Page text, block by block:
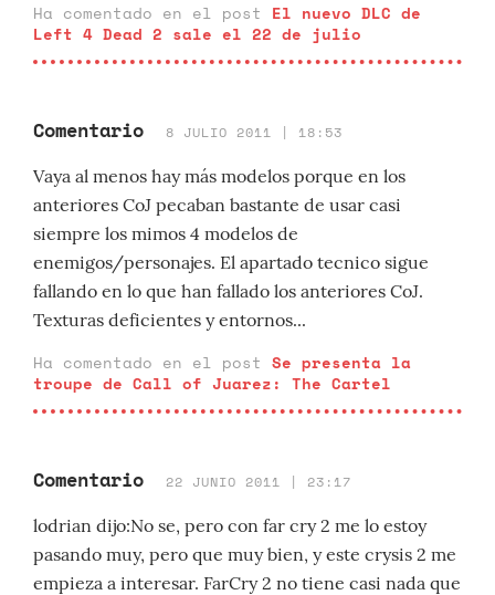
Ha comentado en el post El nuevo DLC de
Left 4 Dead 2 sale el 22 de julio
Comentario 8 JULIO 2011 | 18:53
Vaya al menos hay más modelos porque en los
anteriores CoJ pecaban bastante de usar casi
siempre los mimos 4 modelos de
enemigos/personajes. El apartado tecnico sigue
fallando en lo que han fallado los anteriores CoJ.
Texturas deficientes y entornos...
Ha comentado en el post Se presenta la
troupe de Call of Juarez: The Cartel
Comentario 22 JUNIO 2011 | 23:17
lodrian dijo:No se, pero con far cry 2 me lo estoy
pasando muy, pero que muy bien, y este crysis 2 me
empieza a interesar. FarCry 2 no tiene casi nada que